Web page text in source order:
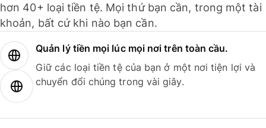
hơn 40+ loại tiền tệ. Mọi thứ bạn cần, trong một tài
khoản, bất cứ khi nào bạn cần.
Quản lý tiền mọi lúc mọi nơi trên toàn cầu.
Giữ các loại tiền tệ của bạn ở một nơi tiện lợi và
chuyển đổi chúng trong vài giây.